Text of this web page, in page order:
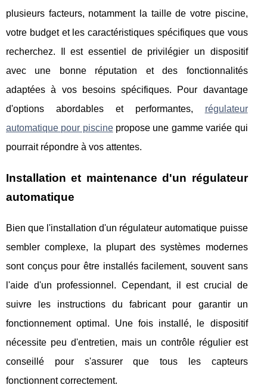
plusieurs facteurs, notamment la taille de votre piscine,
votre budget et les caractéristiques spécifiques que vous
recherchez. Il est essentiel de privilégier un dispositif
avec une bonne réputation et des fonctionnalités
adaptées à vos besoins spécifiques. Pour davantage
d'options abordables et performantes, régulateur
automatique pour piscinepropose une gamme variée qui
pourrait répondre à vos attentes.
Installation et maintenance d'un régulateur
automatique
Bien que l'installation d'un régulateur automatique puisse
sembler complexe, la plupart des systèmes modernes
sont conçus pour être installés facilement, souvent sans
l'aide d'un professionnel. Cependant, il est crucial de
suivre les instructions du fabricant pour garantir un
fonctionnement optimal. Une fois installé, le dispositif
nécessite peu d'entretien, mais un contrôle régulier est
conseillé pour s'assurer que tous les capteurs
fonctionnent correctement.